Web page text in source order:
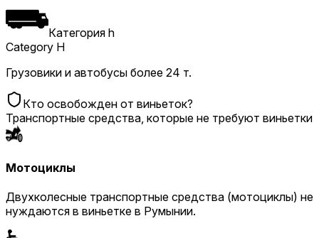
Категория h
Category H
Грузовики и автобусы более 24 т.
Кто освобожден от виньеток?
Транспортные средства, которые не требуют виньетки
Мотоциклы
Двухколесные транспортные средства (мотоциклы) не
нуждаются в виньетке в Румынии.